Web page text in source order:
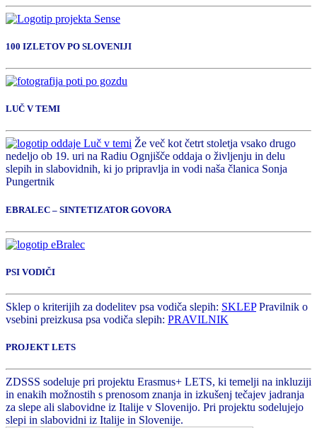
100 IZLETOV PO SLOVENIJI
LUČ V TEMI
Že več kot četrt stoletja vsako drugo
nedeljo ob 19. uri na Radiu Ognjišče oddaja o življenju in delu
slepih in slabovidnih, ki jo pripravlja in vodi naša članica Sonja
Pungertnik
EBRALEC – SINTETIZATOR GOVORA
PSI VODIČI
Sklep o kriterijih za dodelitev psa vodiča slepih: SKLEPPravilnik o
vsebini preizkusa psa vodiča slepih: PRAVILNIK
PROJEKT LETS
ZDSSS sodeluje pri projektu Erasmus+ LETS, ki temelji na inkluziji
in enakih možnostih s prenosom znanja in izkušenj tečajev jadranja
za slepe ali slabovidne iz Italije v Slovenijo. Pri projektu sodelujejo
slepi in slabovidni iz Italije in Slovenije.